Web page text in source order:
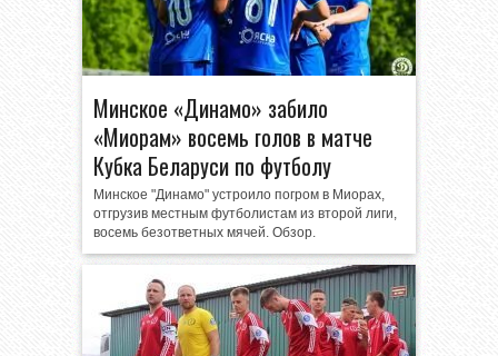
Минское «Динамо» забило
«Миорам» восемь голов в матче
Кубка Беларуси по футболу
Минское "Динамо" устроило погром в Миорах,
отгрузив местным футболистам из второй лиги,
восемь безответных мячей. Обзор.